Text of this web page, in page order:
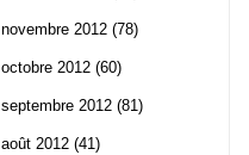
novembre 2012 (78)
octobre 2012 (60)
septembre 2012 (81)
août 2012 (41)